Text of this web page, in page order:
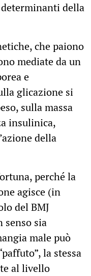
determinanti della
che paiono
mediate da un
e
glicazione si
sulla massa
insulinica,
della
perché la
agisce (in
del BMJ
senso sia
male può
la stessa
al livello